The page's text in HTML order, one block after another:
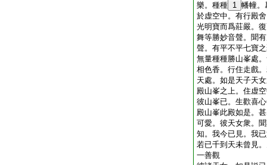
樂。種種 1 幡幢。
於虚空中。有行殿
光明寶而爲莊嚴。
舞等勝妙音聲。聞
聲。有平不平七寶
無量種種勝山峯處
相色香。行住走戲
天處。如是天子天
殿山峯之上。住虚
彼山峯已。生歡喜
殿山峯此殿如是。
可愛。彼天女衆。
知。我今已見。我
若已千到天未曾見
一善觀